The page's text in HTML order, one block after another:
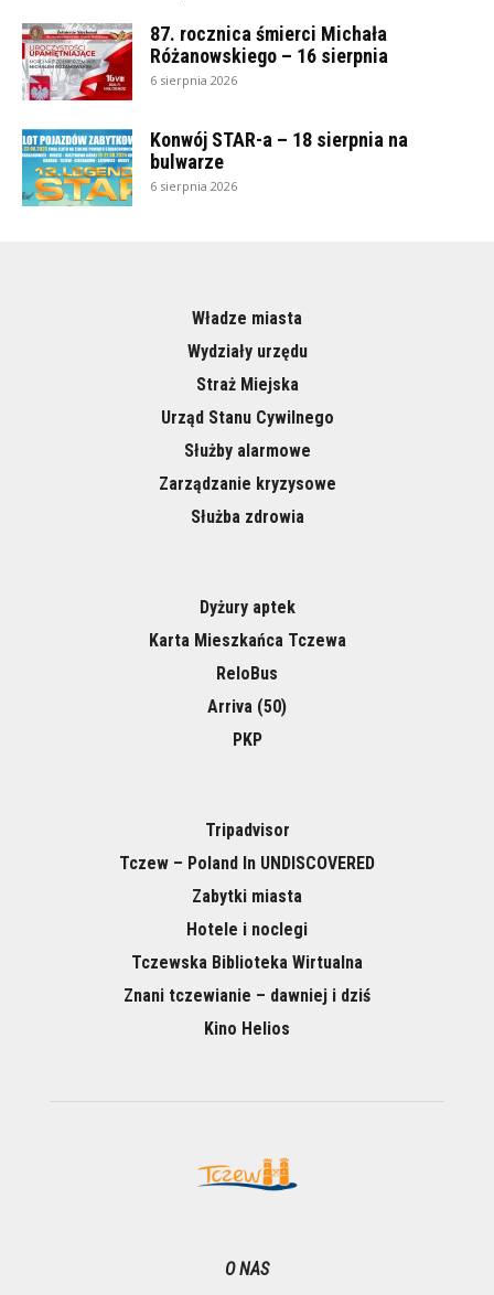
87. rocznica śmierci Michała
Różanowskiego – 16 sierpnia
6 sierpnia 2026
Konwój STAR-a – 18 sierpnia na
bulwarze
6 sierpnia 2026
Władze miasta
Wydziały urzędu
Straż Miejska
Urząd Stanu Cywilnego
Służby alarmowe
Zarządzanie kryzysowe
Służba zdrowia
Dyżury aptek
Karta Mieszkańca Tczewa
ReloBus
Arriva (50)
PKP
Tripadvisor
Tczew – Poland In UNDISCOVERED
Zabytki miasta
Hotele i noclegi
Tczewska Biblioteka Wirtualna
Znani tczewianie – dawniej i dziś
Kino Helios
O NAS